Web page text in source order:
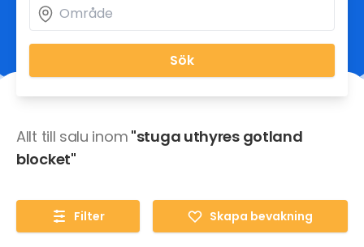
Sök
Allt till salu inom "stuga uthyres gotland
blocket"
Filter Skapa bevakning